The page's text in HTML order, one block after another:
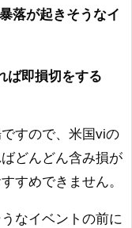
落が起きそうなイ
ば即損切をする
すので、米国viの
どんどん含み損が
すめできません。
なイベントの前に